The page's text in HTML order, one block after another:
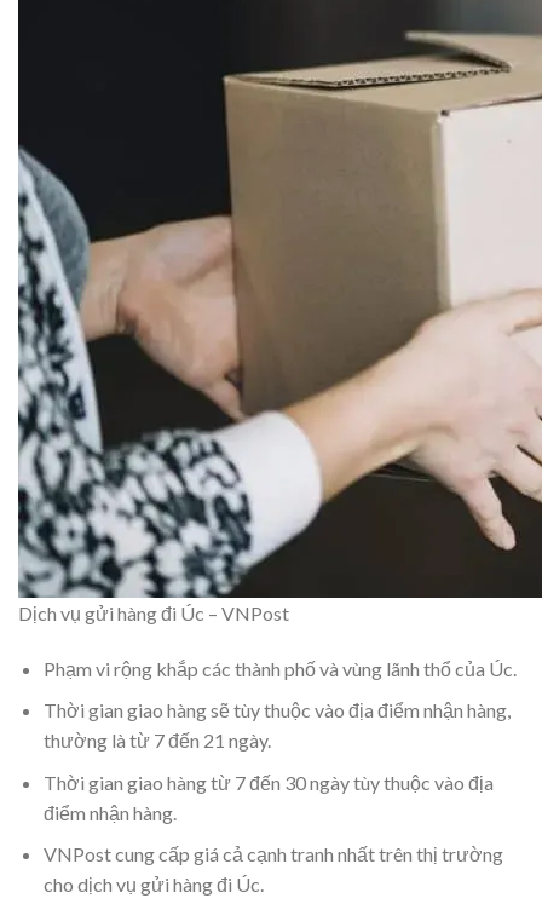
Dịch vụ gửi hàng đi Úc – VNPost
Phạm vi rộng khắp các thành phố và vùng lãnh thổ của Úc.
Thời gian giao hàng sẽ tùy thuộc vào địa điểm nhận hàng,
thường là từ 7 đến 21 ngày.
Thời gian giao hàng từ 7 đến 30 ngày tùy thuộc vào địa
điểm nhận hàng.
VNPost cung cấp giá cả cạnh tranh nhất trên thị trường
cho dịch vụ gửi hàng đi Úc.